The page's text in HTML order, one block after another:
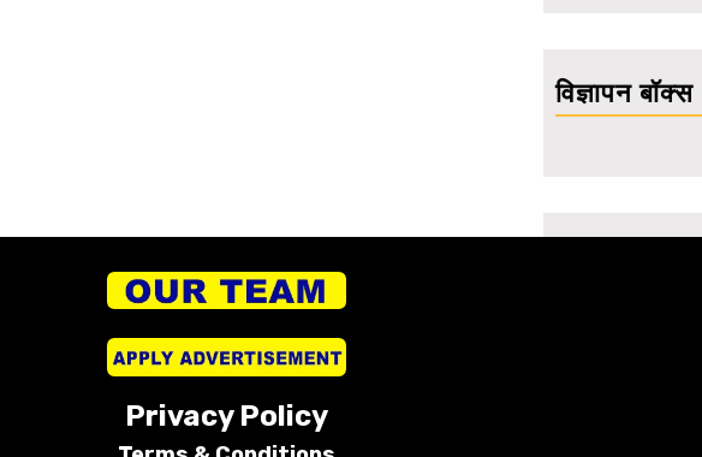
विज्ञापन बॉक्स
Privacy Policy